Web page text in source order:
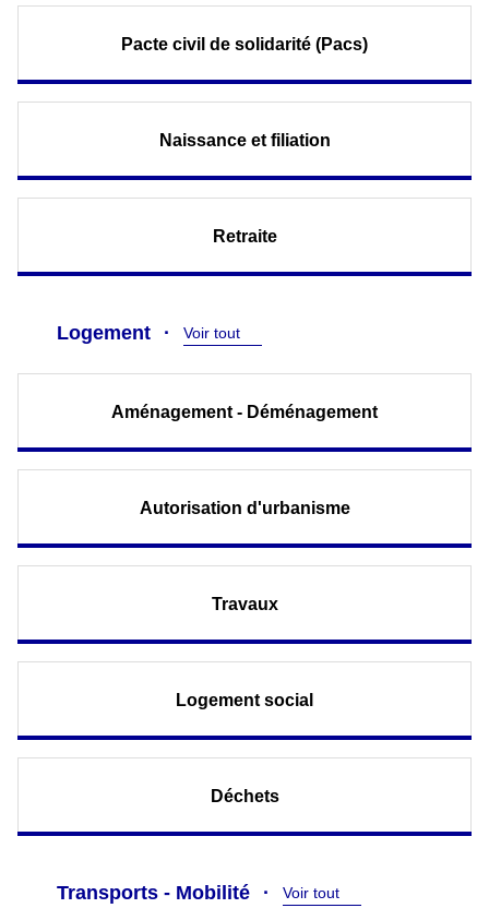
Pacte civil de solidarité (Pacs)
Naissance et filiation
Retraite
Logement Voir tout
Aménagement - Déménagement
Autorisation d'urbanisme
Travaux
Logement social
Déchets
Transports - Mobilité Voir tout